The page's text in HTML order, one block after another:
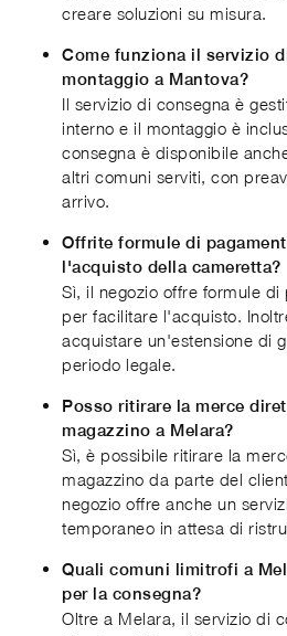
creare soluzioni su misura.
Come funziona il servizio
montaggio a Mantova?
Il servizio di consegna è
interno e il montaggio è
consegna è disponibile
altri comuni serviti, con
arrivo.
Offrite formule di
l'acquisto della cameretta?
Sì, il negozio offre formule di
per facilitare l'acquisto.
acquistare un'estensione di
periodo legale.
Posso ritirare la merce
magazzino a Melara?
Sì, è possibile ritirare la
magazzino da parte del
negozio offre anche un
temporaneo in attesa di
Quali comuni limitrofi a
per la consegna?
Oltre a Melara, il servizio di